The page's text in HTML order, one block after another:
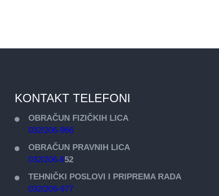
KONTAKT TELEFONI
OBRAČUN FIZIČKIH LICA
032/206-966
OBRAČUN PRAVNIH LICA
032/206-952
TEHNIČKI POSLOVI I PRIPREMA RADA
032/206-977